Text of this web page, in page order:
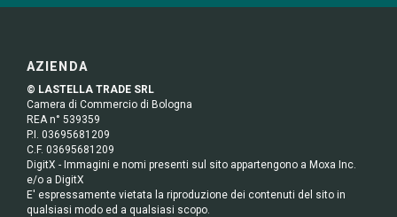
AZIENDA
© LASTELLA TRADE SRL
Camera di Commercio di Bologna
REA n° 539359
P.I. 03695681209
C.F. 03695681209
DigitX - Immagini e nomi presenti sul sito appartengono a Moxa Inc.
e/o a DigitX
E' espressamente vietata la riproduzione dei contenuti del sito in
qualsiasi modo ed a qualsiasi scopo.